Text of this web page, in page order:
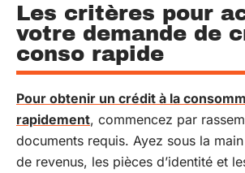
Les critères pour
votre demande de
conso rapide
Pour obtenir un crédit à la
rapidement, commencez par
documents requis. Ayez sous la
de revenus, les pièces d’identité et